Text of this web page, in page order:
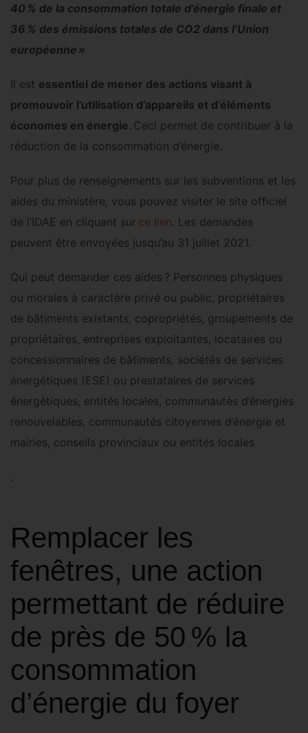
40 % de la consommation totale d’énergie finale et
36 % des émissions totales de CO2 dans l’Union
européenne »
Il est essentiel de mener des actions visant à
promouvoir l’utilisation d’appareils et d’éléments
économes en énergie. Ceci permet de contribuer à la
réduction de la consommation d’énergie.
Pour plus de renseignements sur les subventions et les
aides du ministère, vous pouvez visiter le site officiel
de l’IDAE en cliquant sur ce lien. Les demandes
peuvent être envoyées jusqu’au 31 juillet 2021.
Qui peut demander ces aides ? Personnes physiques
ou morales à caractère privé ou public, propriétaires
de bâtiments existants, copropriétés, groupements de
propriétaires, entreprises exploitantes, locataires ou
concessionnaires de bâtiments, sociétés de services
énergétiques (ESE) ou prestataires de services
énergétiques, entités locales, communautés d’énergies
renouvelables, communautés citoyennes d’énergie et
mairies, conseils provinciaux ou entités locales
.
Remplacer les
fenêtres, une action
permettant de réduire
de près de 50 % la
consommation
d’énergie du foyer